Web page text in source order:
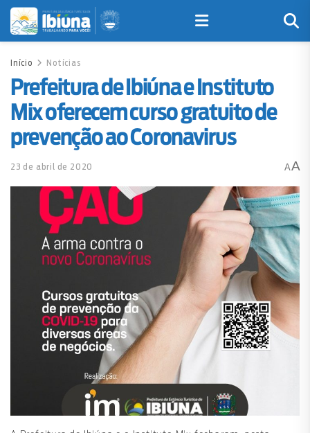
Início Notícias
Prefeitura de Ibiúna e Instituto
Mix oferecem curso gratuito de
prevenção ao Coronavirus
23 de abril de 2020 AA